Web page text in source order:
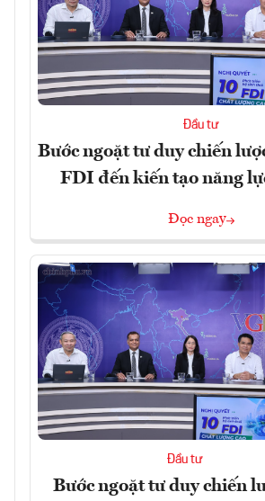
Đầu tư
Bước ngoặt tư duy chiến
FDI đến kiến tạo năng
Đọc ngay
Đầu tư
Bước ngoặt tư duy chiến